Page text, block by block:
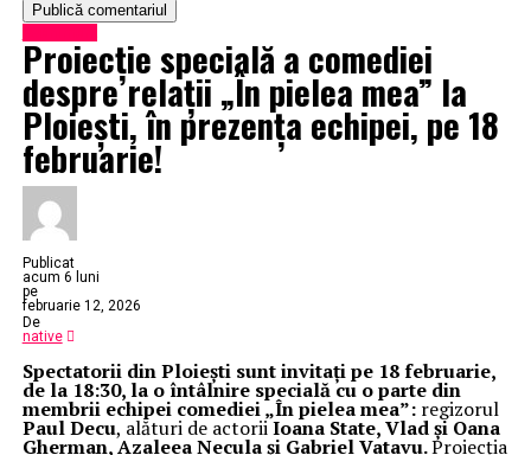
Proiecție specială a comediei
despre relații „În pielea mea” la
Ploiești, în prezența echipei, pe 18
februarie!
Publicat
acum 6 luni
pe
februarie 12, 2026
De
native
Spectatorii din Ploiești sunt invitați pe 18 februarie,
de la 18:30, la o întâlnire specială cu o parte din
membrii echipei comediei „În pielea mea”: regizorul
Paul Decu, alături de actoriiIoana State, Vlad și Oana
Gherman, Azaleea Necula și Gabriel Vatavu.Proiecția